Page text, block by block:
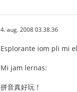
4. aug. 2008 03.38.36
Esplorante iom pli mi
Mi jam lernas:
拼音真好玩！